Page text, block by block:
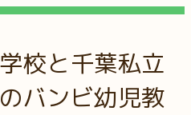
校と千葉私立
バンビ幼児教